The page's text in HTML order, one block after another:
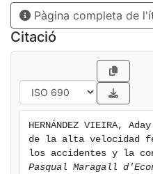
infraestructura no deben,
especialmente en el caso
Pàgina completa de
Citació
HERNÁNDEZ VIEIRA,
de la alta velocidad
los accidentes y la
Pasqual Maragall